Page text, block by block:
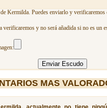
Kermilda. Puedes enviarlo y
verificaremos y no será añadida si no es un
MAS